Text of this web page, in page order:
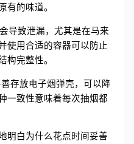
有的味道。
导致泄漏，尤其是在马来
使用合适的容器可以防止
构完整性。
存放电子烟弹壳，可以降
一致性意味着每次抽烟都
明白为什么花点时间妥善